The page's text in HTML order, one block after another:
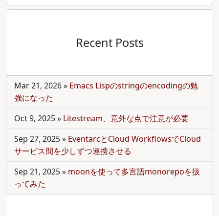
Recent Posts
Mar 21, 2026» Emacs Lispのstringのencodingの勉
強になった
Oct 9, 2025» Litestream、意外な点で注意が必要
Sep 27, 2025» EventarcとCloud WorkflowsでCloud
サービス間を少しずつ連携させる
Sep 21, 2025» moonを使って多言語monorepoを扱
ってみた